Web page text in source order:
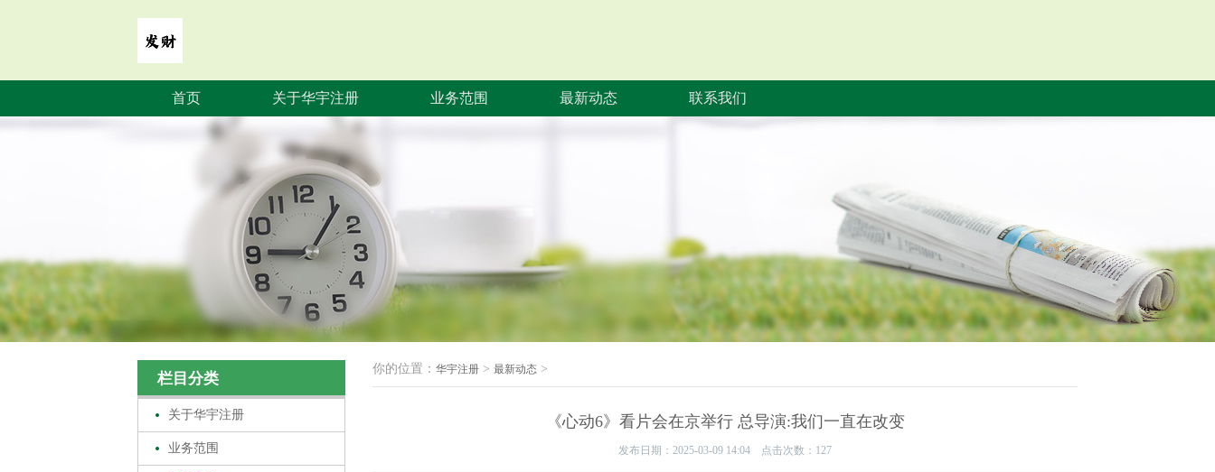
首页 关于华宇注册 业务范围 最新动态 联系我们
栏目分类
关于华宇注册
业务范围
你的位置： 华宇注册 > 最新动态 >
《心动6》看片会在京举行 总导演:我们一直在改变
发布日期：2025-03-09 14:04 点击次数：127